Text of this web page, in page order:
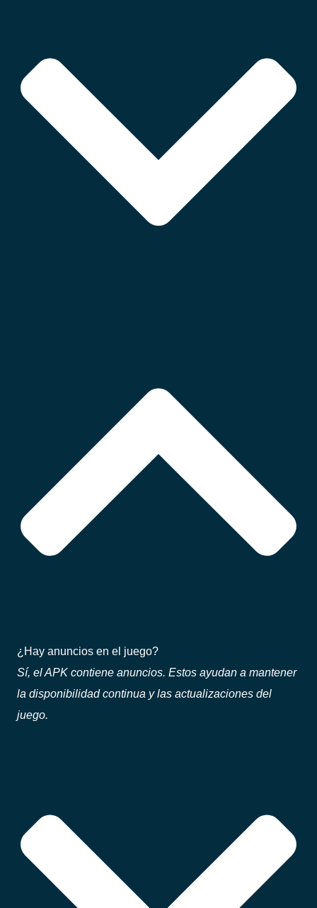
¿Hay anuncios en el juego?
Sí, el APK contiene anuncios. Estos ayudan a mantener
la disponibilidad continua y las actualizaciones del
juego.